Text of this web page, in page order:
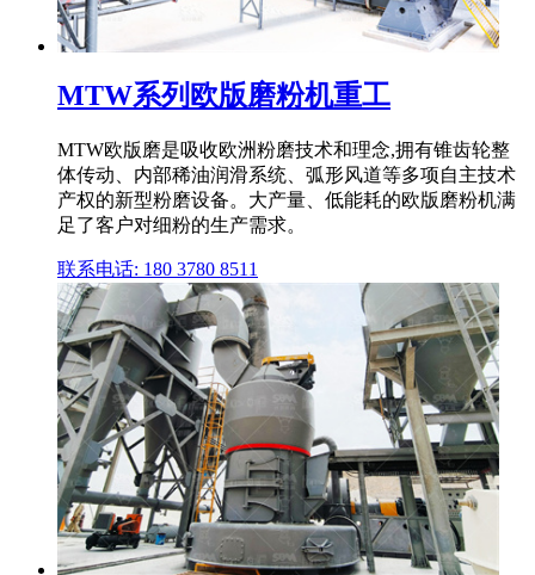
MTW系列欧版磨粉机重工
MTW欧版磨是吸收欧洲粉磨技术和理念,拥有锥齿轮整
体传动、内部稀油润滑系统、弧形风道等多项自主技术
产权的新型粉磨设备。大产量、低能耗的欧版磨粉机满
足了客户对细粉的生产需求。
联系电话: 180 3780 8511